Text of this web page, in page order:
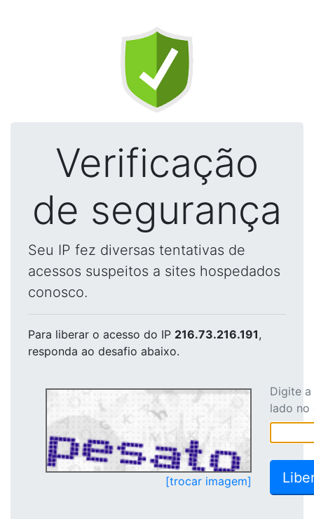
Verificação
de segurança
Seu IP fez diversas tentativas de
acessos suspeitos a sites hospedados
conosco.
Para liberar o acesso do IP 216.73.216.191,
responda ao desafio abaixo.
[trocar imagem]
Digite
lado no